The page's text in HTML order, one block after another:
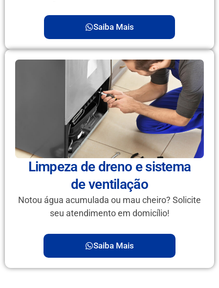
Saiba Mais
Limpeza de dreno e sistema
de ventilação
Notou água acumulada ou mau cheiro? Solicite
seu atendimento em domicílio!
Saiba Mais